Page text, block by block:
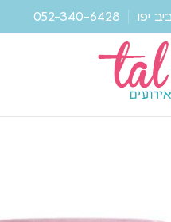
052-340-6428